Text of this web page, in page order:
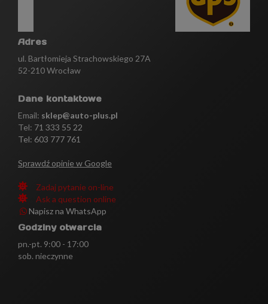
Adres
ul. Bartłomieja Strachowskiego 27A
52-210 Wrocław
Dane kontaktowe
Email: sklep@auto-plus.pl
Tel: 71 333 55 22
Tel: 603 777 761
Sprawdź opinie w Google
Zadaj pytanie on-line
Ask a question online
Napisz na WhatsApp
Godziny otwarcia
pn.-pt. 9:00 - 17:00
sob. nieczynne